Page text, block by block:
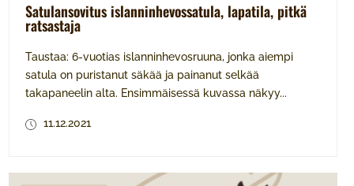
Satulansovitus islanninhevossatula, lapatila, pitkä
ratsastaja
Taustaa: 6-vuotias islanninhevosruuna, jonka aiempi
satula on puristanut säkää ja painanut selkää
takapaneelin alta. Ensimmäisessä kuvassa näkyy...
11.12.2021